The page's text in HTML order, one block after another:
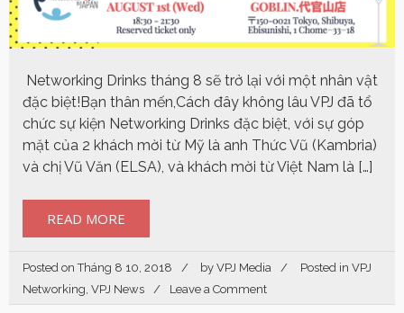
Networking Drinks tháng 8 sẽ trở lại với một nhân vật
đặc biệt!Bạn thân mến,Cách đây không lâu VPJ đã tổ
chức sự kiện Networking Drinks đặc biệt, với sự góp
mặt của 2 khách mời từ Mỹ là anh Thức Vũ (Kambria)
và chị Vũ Văn (ELSA), và khách mời từ Việt Nam là […]
READ MORE
Posted onTháng 8 10, 2018 by VPJ Media Posted in VPJ
Networking, VPJ News Leave a Comment